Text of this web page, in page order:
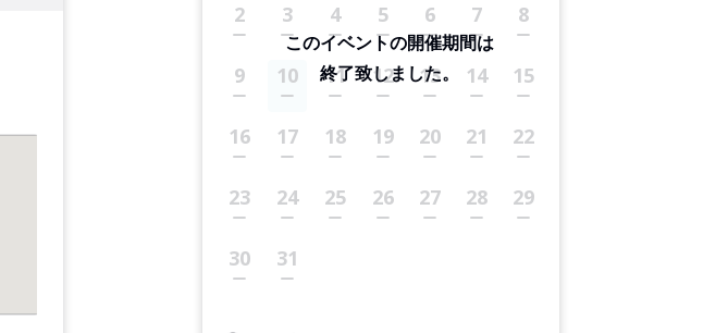
2 3 4 5 6 7 8
9 10 11 12 13 14 15
16 17 18 19 20 21 22
23 24 25 26 27 28 29
30 31
このイベントの開催期間は
終了致しました。